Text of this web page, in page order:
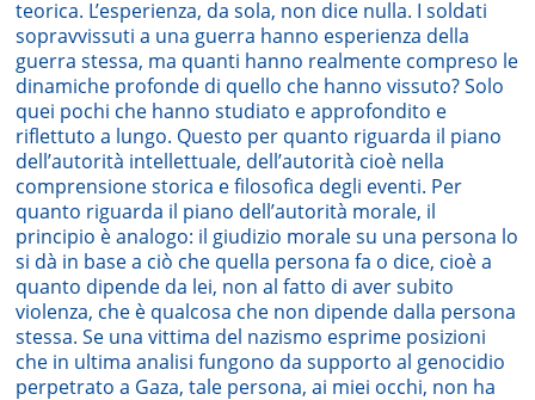
teorica. L’esperienza, da sola, non dice nulla. I soldati
sopravvissuti a una guerra hanno esperienza della
guerra stessa, ma quanti hanno realmente compreso le
dinamiche profonde di quello che hanno vissuto? Solo
quei pochi che hanno studiato e approfondito e
riflettuto a lungo. Questo per quanto riguarda il piano
dell’autorità intellettuale, dell’autorità cioè nella
comprensione storica e filosofica degli eventi. Per
quanto riguarda il piano dell’autorità morale, il
principio è analogo: il giudizio morale su una persona lo
si dà in base a ciò che quella persona fa o dice, cioè a
quanto dipende da lei, non al fatto di aver subito
violenza, che è qualcosa che non dipende dalla persona
stessa. Se una vittima del nazismo esprime posizioni
che in ultima analisi fungono da supporto al genocidio
perpetrato a Gaza, tale persona, ai miei occhi, non ha